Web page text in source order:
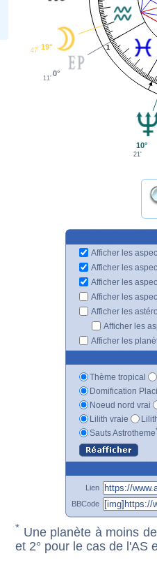
1
19°
47'
0°
11'
10°
21'
Afficher les
Afficher les
Afficher les
Afficher les
Afficher les
Afficher les
Afficher les
Thème tropical
Domification
Noeud nord vrai
Lilith vraie
Sauts Astrotheme
Lien
BBCode
* Une planète à moins
et 2° pour le cas de l'AS